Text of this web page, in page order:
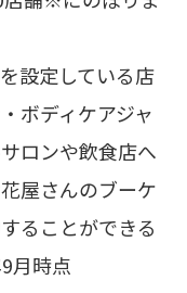
設定している店
ボディケアジャ
ロンや飲食店へ
屋さんのブーケ
ることができる
月時点